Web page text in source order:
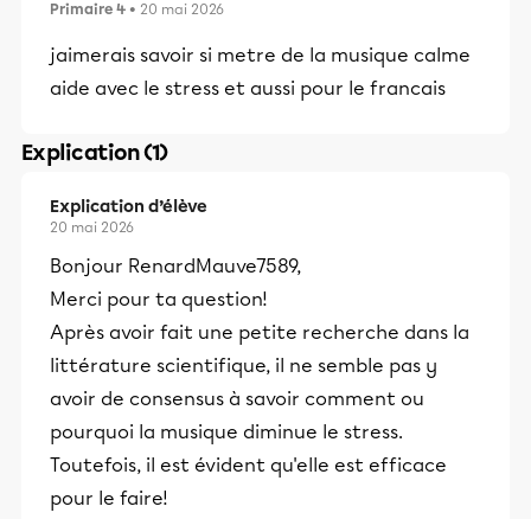
Primaire 4 • 20 mai 2026
jaimerais savoir si metre de la musique calme
aide avec le stress et aussi pour le francais
Explication (1)
Explication d’élève
20 mai 2026
Bonjour RenardMauve7589,
Merci pour ta question!
Après avoir fait une petite recherche dans la
littérature scientifique, il ne semble pas y
avoir de consensus à savoir comment ou
pourquoi la musique diminue le stress.
Toutefois, il est évident qu'elle est efficace
pour le faire!